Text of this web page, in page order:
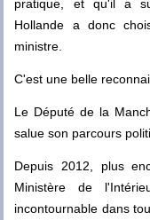
pratique, et qu'il a
Hollande a donc
ministre.
C'est une belle
Le Député de la
salue son parcours
Depuis 2012, plus
Ministère de
incontournable dans